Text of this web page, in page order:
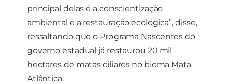
principal delas é a conscientização
ambiental e a restauração ecológica”, disse,
ressaltando que o Programa Nascentes do
governo estadual já restaurou 20 mil
hectares de matas ciliares no bioma Mata
Atlântica.